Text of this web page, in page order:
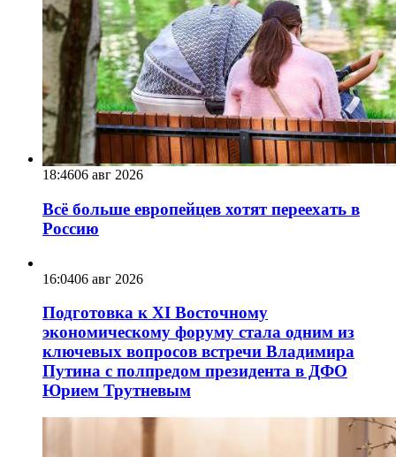
18:4606 авг 2026
Всё больше европейцев хотят переехать в
Россию
16:0406 авг 2026
Подготовка к XI Восточному
экономическому форуму стала одним из
ключевых вопросов встречи Владимира
Путина с полпредом президента в ДФО
Юрием Трутневым